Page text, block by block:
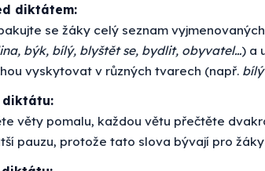
diktátem:
se žáky celý seznam
býk, bílý, blyštět se, bydlit, obyvatel…) a
vyskytovat v různých tvarech (např.
diktátu:
věty pomalu, každou větu přečtěte
pauzu, protože tato slova bývají pro